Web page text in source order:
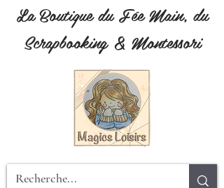
La Boutique du Fée Main, du
Scrapbooking & Montessori